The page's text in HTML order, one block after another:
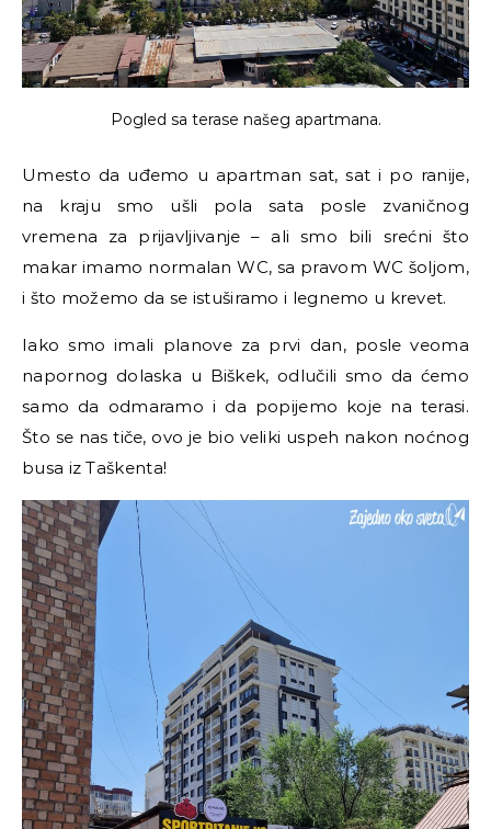
Pogled sa terase našeg apartmana.
Umesto da uđemo u apartman sat, sat i po ranije,
na kraju smo ušli pola sata posle zvaničnog
vremena za prijavljivanje – ali smo bili srećni što
makar imamo normalan WC, sa pravom WC šoljom,
i što možemo da se istuširamo i legnemo u krevet.
Iako smo imali planove za prvi dan, posle veoma
napornog dolaska u Biškek, odlučili smo da ćemo
samo da odmaramo i da popijemo koje na terasi.
Što se nas tiče, ovo je bio veliki uspeh nakon noćnog
busa iz Taškenta!